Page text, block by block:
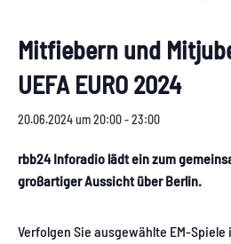
Mitfiebern und
UEFA EURO 2024
20.06.2024 um 20:00-23:00
rbb24 Inforadio lädt ein zum
großartiger Aussicht über Berlin.
Verfolgen Sie ausgewählte EM-